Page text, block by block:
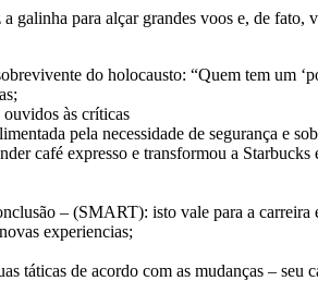
galinha para alçar grandes voos e, de
do holocausto: “Quem tem um
às críticas
pela necessidade de segurança e
café expresso e transformou a Starbucks
– (SMART): isto vale para a carreira
experiencias;
táticas de acordo com as mudanças –